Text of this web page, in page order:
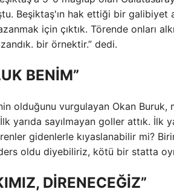
Beşiktaş'ın hak ettiği bir galibiyet
için çıktık. Törende onları
bir örnektir.” dedi.
BENİM”
olduğunu vurgulayan Okan
yarıda sayılmayan goller attık. İlk
gidenlerle kıyaslanabilir mi?
oldu diyebiliriz, kötü bir statta
DİRENECEĞİZ”